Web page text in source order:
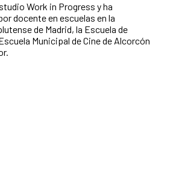
Work in Progress y ha
docente en escuelas en la
de Madrid, la Escuela de
Municipal de Cine de Alcorcón